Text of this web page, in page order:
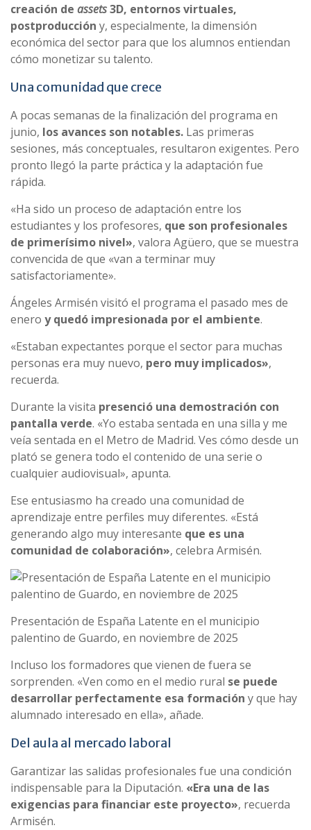
creación de assets3D, entornos virtuales,
postproducción y, especialmente, la dimensión
económica del sector para que los alumnos entiendan
cómo monetizar su talento.
Una comunidad que crece
A pocas semanas de la finalización del programa en
junio, los avances son notables. Las primeras
sesiones, más conceptuales, resultaron exigentes. Pero
pronto llegó la parte práctica y la adaptación fue
rápida.
«Ha sido un proceso de adaptación entre los
estudiantes y los profesores, que son profesionales
de primerísimo nivel», valora Agüero, que se muestra
convencida de que «van a terminar muy
satisfactoriamente».
Ángeles Armisén visitó el programa el pasado mes de
enero y quedó impresionada por el ambiente.
«Estaban expectantes porque el sector para muchas
personas era muy nuevo, pero muy implicados»,
recuerda.
Durante la visita presenció una demostración con
pantalla verde. «Yo estaba sentada en una silla y me
veía sentada en el Metro de Madrid. Ves cómo desde un
plató se genera todo el contenido de una serie o
cualquier audiovisual», apunta.
Ese entusiasmo ha creado una comunidad de
aprendizaje entre perfiles muy diferentes. «Está
generando algo muy interesante que es una
comunidad de colaboración», celebra Armisén.
Presentación de España Latente en el municipio
palentino de Guardo, en noviembre de 2025
Incluso los formadores que vienen de fuera se
sorprenden. «Ven como en el medio rural se puede
desarrollar perfectamente esa formación y que hay
alumnado interesado en ella», añade.
Del aula al mercado laboral
Garantizar las salidas profesionales fue una condición
indispensable para la Diputación. «Era una de las
exigencias para financiar este proyecto», recuerda
Armisén.